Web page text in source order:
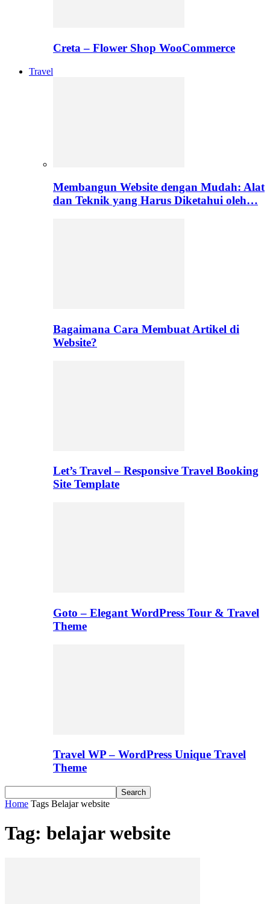
Creta – Flower Shop WooCommerce
Travel
Membangun Website dengan Mudah: Alat
dan Teknik yang Harus Diketahui oleh…
Bagaimana Cara Membuat Artikel di
Website?
Let’s Travel – Responsive Travel Booking
Site Template
Goto – Elegant WordPress Tour & Travel
Theme
Travel WP – WordPress Unique Travel
Theme
Home Tags Belajar website
Tag: belajar website